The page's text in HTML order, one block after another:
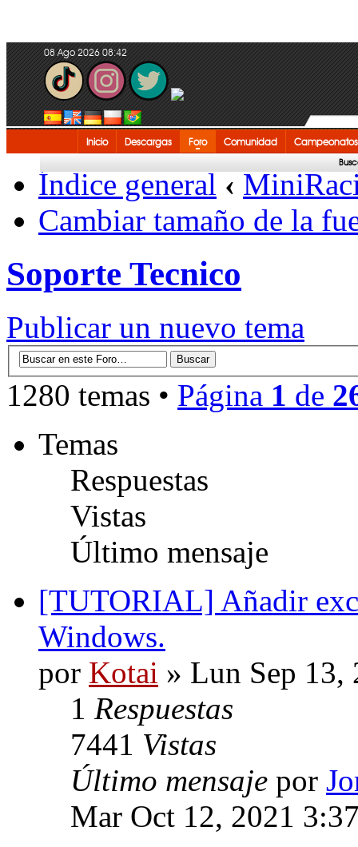
08 Ago 2026 08:42
Inicio Descargas Foro Comunidad Campeonatos
Índice general ‹
Cambiar tamaño de la
Soporte Tecnico
Publicar un nuevo tema
1280 temas • Página 1 de
Temas
Respuestas
Vistas
Último mensaje
[TUTORIAL] Añadir
Windows.
por Kotai » Lun Sep 13,
1 Respuestas
7441 Vistas
Último mensaje por
Mar Oct 12, 2021